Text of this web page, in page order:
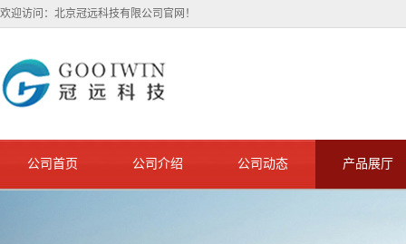
欢迎访问：北京冠远科技有限公司官网！
公司首页 公司介绍 公司动态 产品展厅